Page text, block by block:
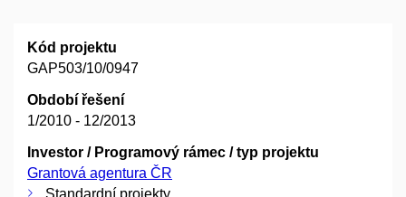
Kód projektu
GAP503/10/0947
Období řešení
1/2010 - 12/2013
Investor / Programový rámec / typ projektu
Grantová agentura ČR
Standardní projekty